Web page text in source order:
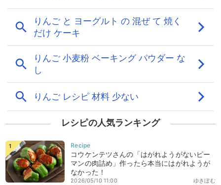
レシピの人気ランキング
コウケンテツさんの「はがれようがないピー
マンの肉詰め」作ったら本当にはがれようが
なかった！
ゆきぼむ
2026/05/10 11:00